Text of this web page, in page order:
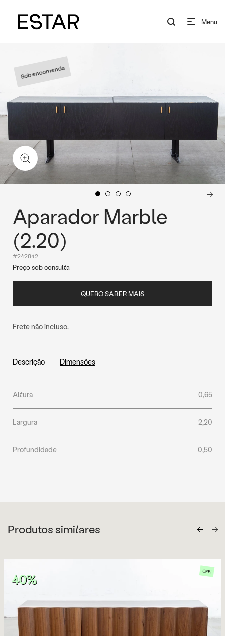
Menu
Sob encomenda
Aparador Marble
(2.20)
#242842
Preço sob consulta
QUERO SABER MAIS
Frete não incluso.
Descrição Dimensões
Altura 0,65
Largura 2,20
Profundidade 0,50
Produtos similares
40%
OFF!